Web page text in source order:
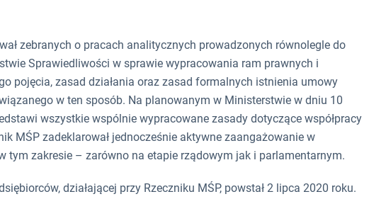
zebranych o pracach analitycznych prowadzonych równolegle do
Sprawiedliwości w sprawie wypracowania ram prawnych i
pojęcia, zasad działania oraz zasad formalnych istnienia umowy
w ten sposób. Na planowanym w Ministerstwie w dniu 10
wszystkie wspólnie wypracowane zasady dotyczące współpracy
MŚP zadeklarował jednocześnie aktywne zaangażowanie w
tym zakresie – zarówno na etapie rządowym jak i parlamentarnym.
działającej przy Rzeczniku MŚP, powstał 2 lipca 2020 roku.